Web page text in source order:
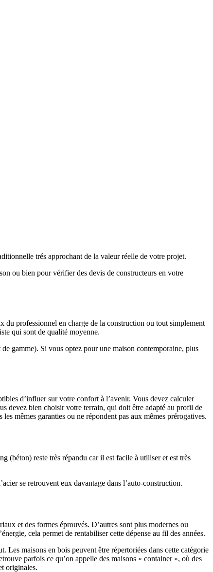
trés approchant de la valeur réelle de votre projet.
ou bien pour vérifier des devis de constructeurs en votre
du professionnel en charge de la construction ou tout simplement
qui sont de qualité moyenne.
gamme). Si vous optez pour une maison contemporaine, plus
d’influer sur votre confort à l’avenir. Vous devez calculer
devez bien choisir votre terrain, qui doit être adapté au profil de
mêmes garanties ou ne répondent pas aux mêmes prérogatives.
(béton) reste très répandu car il est facile à utiliser et est très
se retrouvent eux davantage dans l’auto-construction.
et des formes éprouvés. D’autres sont plus modernes ou
cela permet de rentabiliser cette dépense au fil des années.
Les maisons en bois peuvent être répertoriées dans cette catégorie
parfois ce qu’on appelle des maisons « container », où des
originales.